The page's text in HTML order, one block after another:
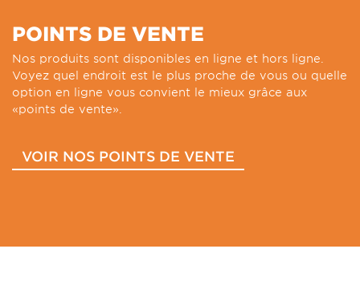
POINTS DE VENTE
Nos produits sont disponibles en ligne et hors ligne.
Voyez quel endroit est le plus proche de vous ou quelle
option en ligne vous convient le mieux grâce aux
«points de vente».
VOIR NOS POINTS DE VENTE